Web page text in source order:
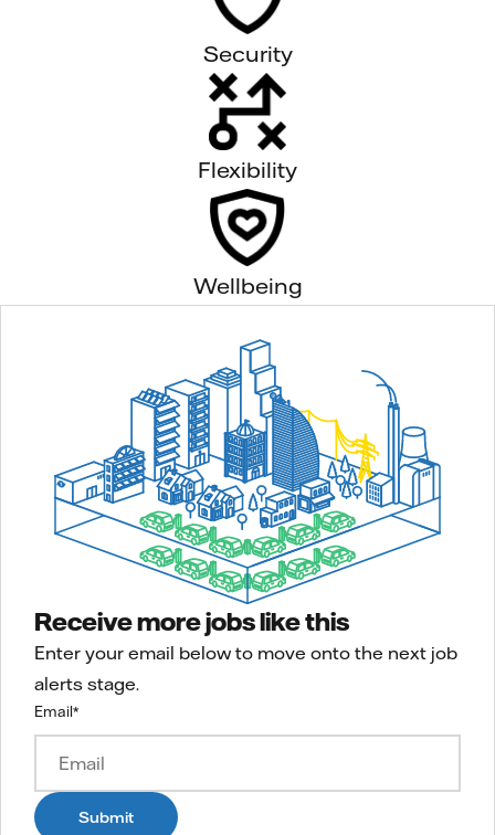
Security
Flexibility
Wellbeing
Receive more jobs like this
Enter your email below to move onto the next job
alerts stage.
Email*
Submit